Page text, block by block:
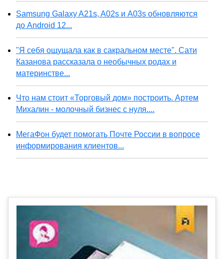
Samsung Galaxy A21s, A02s и A03s обновляются
до Android 12...
"Я себя ощущала как в сакральном месте". Сати
Казанова рассказала о необычных родах и
материнстве...
Что нам стоит «Торговый дом» построить. Артем
Михалин - молочный бизнес с нуля....
МегаФон будет помогать Почте России в вопросе
информирования клиентов...